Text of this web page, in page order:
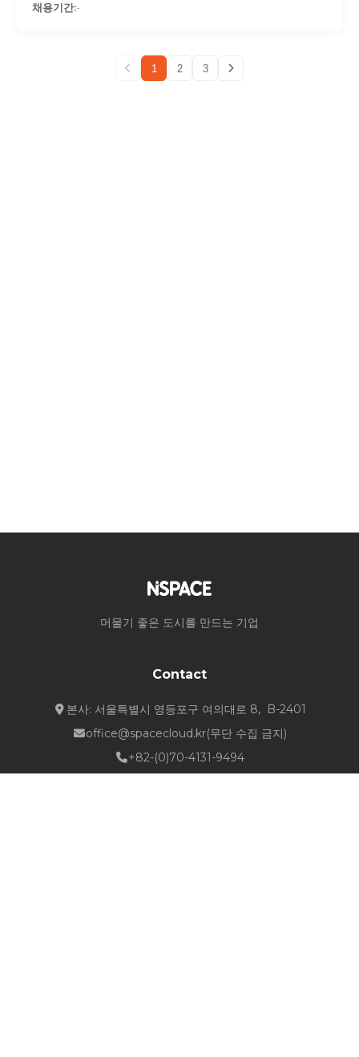
-
1 2 3
머물기 좋은 도시를 만드는 기업
Contact
본사: 서울특별시 영등포구 여의대로 8, B-2401
office@spacecloud.kr(무단 수집 금지)
+82-(0)70-4131-9494